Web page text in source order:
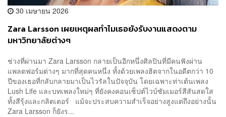
30 เมษายน 2026
Zara Larsson เผยเหตุผลทำไมเธอยังรับงานแสดงตาม
มหาวิทยาลัยต่างๆ
ช่วงที่ผ่านมา Zara Larsson กลายเป็นอีกหนึ่งศิลปินที่มีคนฟังผ่าน
แพลตฟอร์มต่างๆ มากที่สุดคนหนึ่ง ทั้งด้วยเพลงฮิตจากในอดีตกว่า 10
ปีของเธอที่กลับกลายมาเป็นไวรัลในปัจจุบัน โดยเฉพาะท่าเต้นเพลง
Lush Life และบทเพลงใหม่ๆ ที่ยังคงคอนเซ็ปต์ไวบ์ซัมเมอร์สีสันสดใส
ทั้งสีรุ้งและกลิตเตอร์ แม้จะประสบความสำเร็จอย่างสูงแต่ถึงอย่างนั้น
Zara Larsson ก็ยังร...